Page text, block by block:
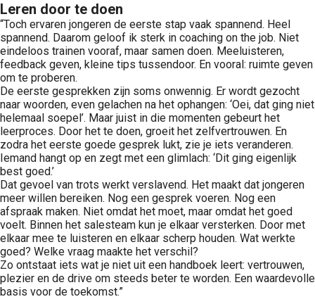
Leren door te doen
“Toch ervaren jongeren de eerste stap vaak spannend. Heel
spannend. Daarom geloof ik sterk in coaching on the job. Niet
eindeloos trainen vooraf, maar samen doen. Meeluisteren,
feedback geven, kleine tips tussendoor. En vooral: ruimte geven
om te proberen.
De eerste gesprekken zijn soms onwennig. Er wordt gezocht
naar woorden, even gelachen na het ophangen: ‘Oei, dat ging niet
helemaal soepel’. Maar juist in die momenten gebeurt het
leerproces. Door het te doen, groeit het zelfvertrouwen. En
zodra het eerste goede gesprek lukt, zie je iets veranderen.
Iemand hangt op en zegt met een glimlach: ‘Dit ging eigenlijk
best goed.’
Dat gevoel van trots werkt verslavend. Het maakt dat jongeren
meer willen bereiken. Nog een gesprek voeren. Nog een
afspraak maken. Niet omdat het moet, maar omdat het goed
voelt. Binnen het salesteam kun je elkaar versterken. Door met
elkaar mee te luisteren en elkaar scherp houden. Wat werkte
goed? Welke vraag maakte het verschil?
Zo ontstaat iets wat je niet uit een handboek leert: vertrouwen,
plezier en de drive om steeds beter te worden. Een waardevolle
basis voor de toekomst.”